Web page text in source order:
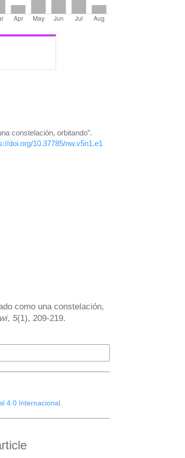
constelación, orbitando”.
doi.org/10.37785/nw.v5n1.e1
como una constelación,
,5(1), 209-219.
4.0 Internacional.